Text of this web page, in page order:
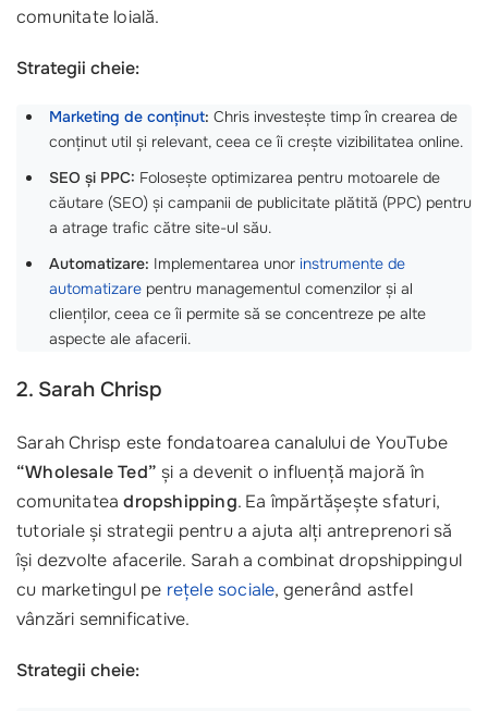
comunitate loială.
Strategii cheie:
Marketing de conținut: Chris investește timp în crearea de
conținut util și relevant, ceea ce îi crește vizibilitatea online.
SEO și PPC: Folosește optimizarea pentru motoarele de
căutare (SEO) și campanii de publicitate plătită (PPC) pentru
a atrage trafic către site-ul său.
Automatizare: Implementarea unor instrumente de
automatizare pentru managementul comenzilor și al
clienților, ceea ce îi permite să se concentreze pe alte
aspecte ale afacerii.
2. Sarah Chrisp
Sarah Chrisp este fondatoarea canalului de YouTube
“Wholesale Ted” și a devenit o influență majoră în
comunitateadropshipping. Ea împărtășește sfaturi,
tutoriale și strategii pentru a ajuta alți antreprenori să
își dezvolte afacerile. Sarah a combinat dropshippingul
cu marketingul pe rețele sociale, generând astfel
vânzări semnificative.
Strategii cheie: